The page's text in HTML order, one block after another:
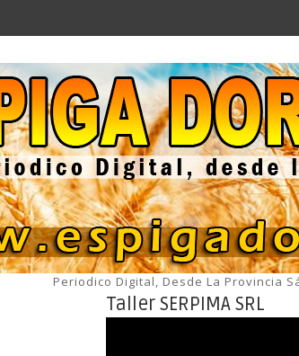
Periodico Digital, Desde La Provincia
Taller SERPIMA SRL